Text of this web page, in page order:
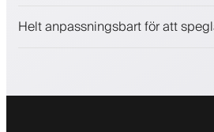
Helt anpassningsbart för att